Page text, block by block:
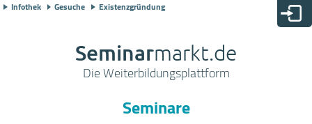
Infothek Gesuche Existenzgründung
Seminarmarkt.de
Die Weiterbildungsplattform
Seminare